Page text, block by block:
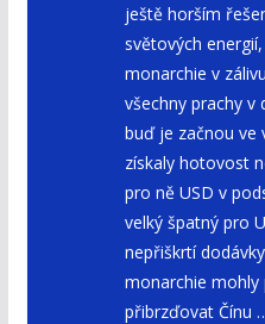
ještě horším
světových
monarchie v
všechny prachy v
buď je začnou ve
získaly hotovost
pro ně USD v
velký špatný pro
nepřiškrtí
monarchie mohly
přibrzďovat Čínu